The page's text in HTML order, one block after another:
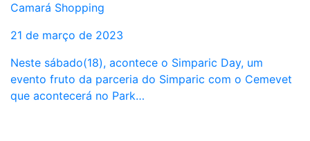
Camará Shopping
21 de março de 2023
Neste sábado(18), acontece o Simparic Day, um
evento fruto da parceria do Simparic com o Cemevet
que acontecerá no Park…